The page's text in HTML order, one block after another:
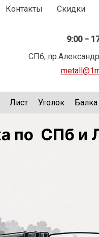
Контакты Скидки
9:00 −
СПб,
Лист Уголок Балка